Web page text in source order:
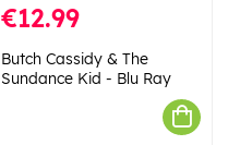
€12.99
Butch Cassidy & The
Sundance Kid - Blu Ray